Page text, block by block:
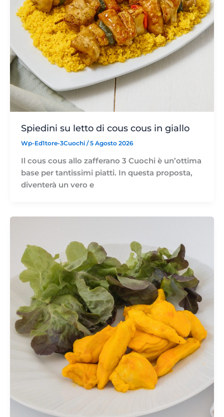
Spiedini su letto di cous cous in giallo
Wp-Ed1tore-3Cuochi /5 Agosto 2026
Il cous cous allo zafferano 3 Cuochi è un’ottima
base per tantissimi piatti. In questa proposta,
diventerà un vero e